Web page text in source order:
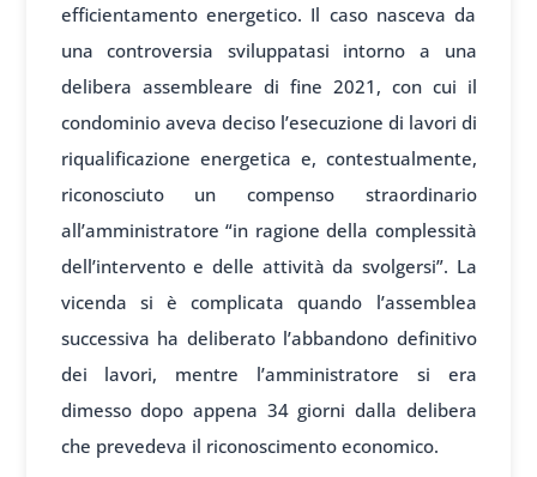
efficientamento energetico. Il caso nasceva da
una controversia sviluppatasi intorno a una
delibera assembleare di fine 2021, con cui il
condominio aveva deciso l’esecuzione di lavori di
riqualificazione energetica e, contestualmente,
riconosciuto un compenso straordinario
all’amministratore “in ragione della complessità
dell’intervento e delle attività da svolgersi”. La
vicenda si è complicata quando l’assemblea
successiva ha deliberato l’abbandono definitivo
dei lavori, mentre l’amministratore si era
dimesso dopo appena 34 giorni dalla delibera
che prevedeva il riconoscimento economico.